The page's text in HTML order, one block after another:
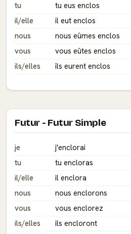
tu
tu eus enclos
il/elle
il eut enclos
nous
nous eûmes enclos
vous
vous eûtes enclos
ils/elles
ils eurent enclos
Futur - Futur Simple
je
j'enclorai
tu
tu encloras
il/elle
il enclora
nous
nous enclorons
vous
vous enclorez
ils/elles
ils encloront